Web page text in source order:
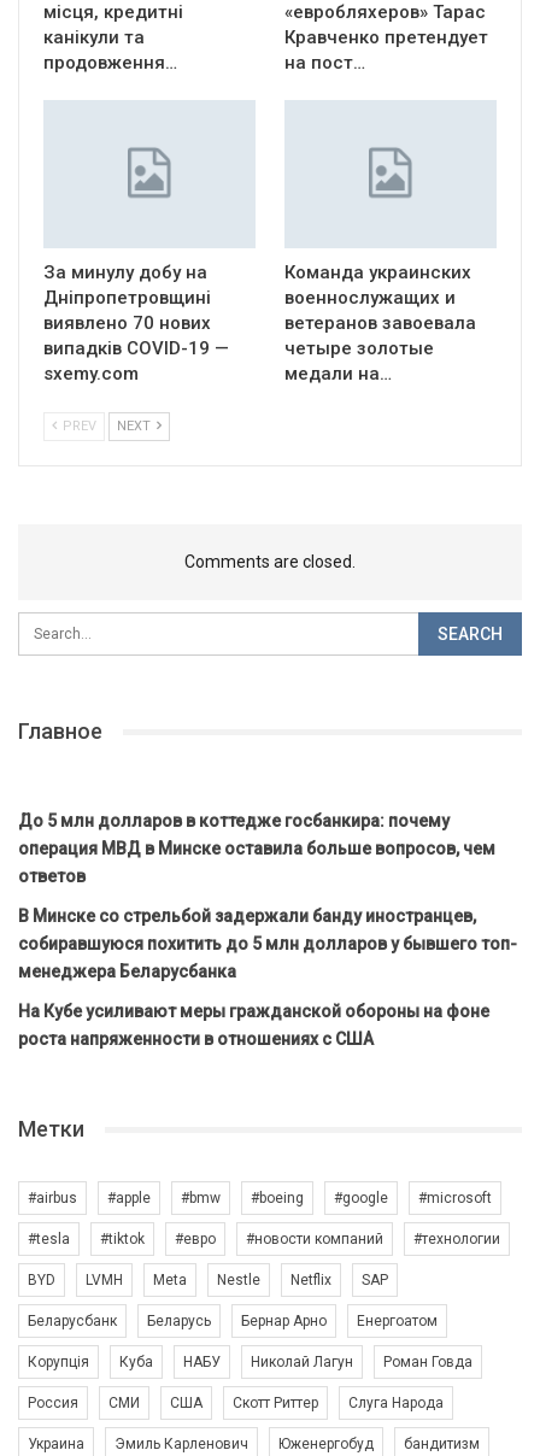
місця, кредитні
канікули та
продовження…
«евробляхеров» Тарас
Кравченко претендует
на пост…
За минулу добу на
Дніпропетровщині
виявлено 70 нових
випадків COVID-19 —
sxemy.com
Команда украинских
военнослужащих и
ветеранов завоевала
четыре золотые
медали на…
PREV NEXT
Comments are closed.
Главное
До 5 млн долларов в коттедже госбанкира: почему
операция МВД в Минске оставила больше вопросов, чем
ответов
В Минске со стрельбой задержали банду иностранцев,
собиравшуюся похитить до 5 млн долларов у бывшего топ-
менеджера Беларусбанка
На Кубе усиливают меры гражданской обороны на фоне
роста напряженности в отношениях с США
Метки
#airbus #apple #bmw #boeing #google #microsoft
#tesla #tiktok #евро #новости компаний #технологии
BYD LVMH Meta Nestle Netflix SAP
Беларусбанк Беларусь Бернар Арно Енергоатом
Корупція Куба НАБУ Николай Лагун Роман Говда
Россия СМИ США Скотт Риттер Слуга Народа
Украина Эмиль Карленович Юженергобуд бандитизм